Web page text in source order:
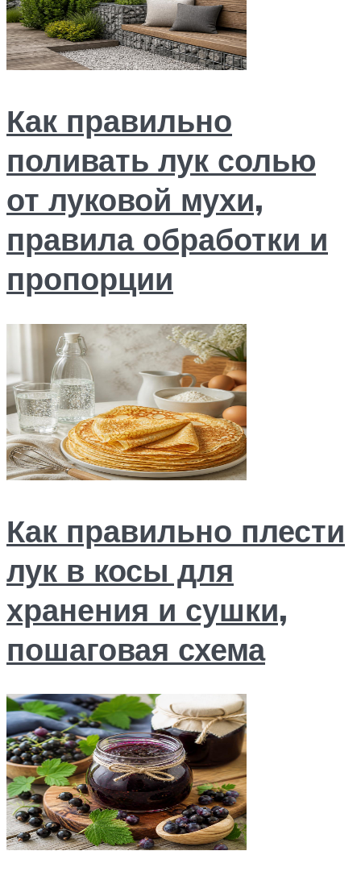
Как правильно
поливать лук солью
от луковой мухи,
правила обработки и
пропорции
Как правильно плести
лук в косы для
хранения и сушки,
пошаговая схема